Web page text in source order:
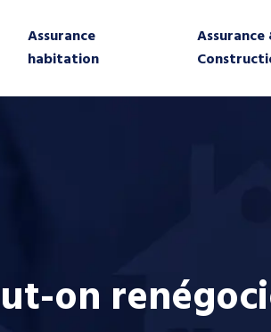
Assurance
habitation
Assurance
on